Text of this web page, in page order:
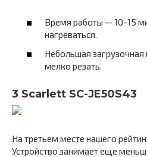
Время работы — 10-15
нагреваться.
Небольшая
мелко резать.
3 Scarlett SC-JE50S43
На третьем месте нашего
Устройство занимает еще